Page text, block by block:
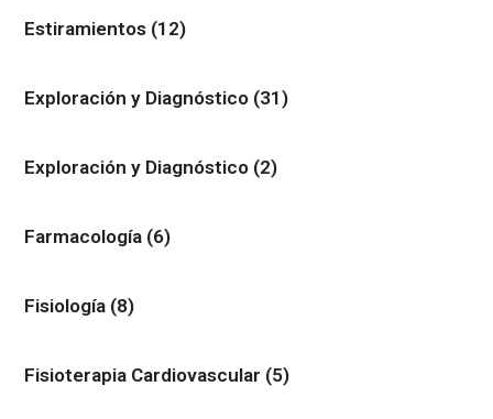
Estiramientos (12)
Exploración y Diagnóstico (31)
Exploración y Diagnóstico (2)
Farmacología (6)
Fisiología (8)
Fisioterapia Cardiovascular (5)